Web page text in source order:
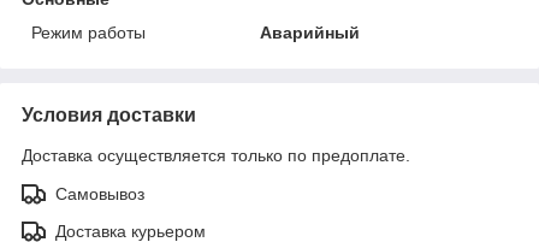
Режим работы
Аварийный
Условия доставки
Доставка осуществляется только по предоплате.
Самовывоз
Доставка курьером